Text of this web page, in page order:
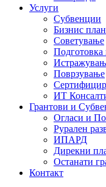
Услуги
Субвенции
Бизнис
Советување
Подготовка
Поврзување
ИТ
Грантови и
Огласи и
Рурален
ИПАРД
Дирекни
Останати
Контакт